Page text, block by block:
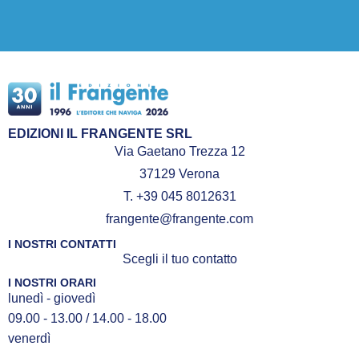
EDIZIONI IL FRANGENTE SRL
Via Gaetano Trezza 12
37129 Verona
T. +39 045 8012631
frangente@frangente.com
I NOSTRI CONTATTI
Scegli il tuo contatto
I NOSTRI ORARI
lunedì - giovedì
09.00 - 13.00 / 14.00 - 18.00
venerdì